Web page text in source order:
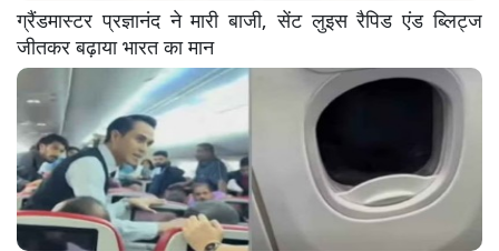
ग्रैंडमास्टर प्रज्ञानंद ने मारी बाजी, सेंट लुइस रैपिड एंड ब्लिट्ज
जीतकर बढ़ाया भारत का मान